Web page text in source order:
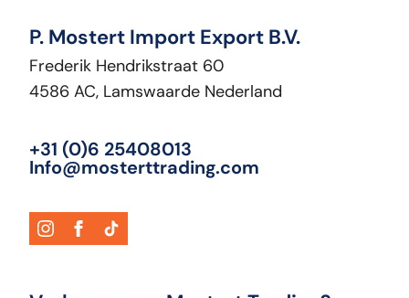
P. Mostert Import Export B.V.
Frederik Hendrikstraat 60
4586 AC, Lamswaarde Nederland
+31 (0)6 25408013
Info@mosterttrading.com